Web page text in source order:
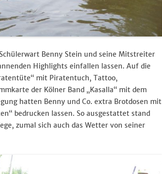
Benny Stein und seine Mitstreiter
Highlights einfallen lassen. Auf die
mit Piratentuch, Tattoo,
der Kölner Band „Kasalla“ mit dem
hatten Benny und Co. extra Brotdosen mit
bedrucken lassen. So ausgestattet stand
zumal sich auch das Wetter von seiner